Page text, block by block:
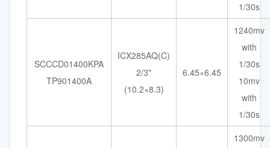
1/30s
SCCCD01400KPA
TP901400A
ICX285AQ(C)
2/3"
(10.2×8.3)
6.45×6.45
1240mv
with
1/30s
10mv
with
1/30s
1300mv